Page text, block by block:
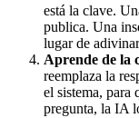
está la clave.
publica. Una
lugar de
Aprende de la
reemplaza la
el sistema, para
pregunta, la IA